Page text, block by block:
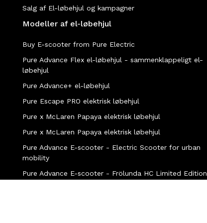
Salg af El-løbehjul og kampagner
Modeller af el-løbehjul
Buy E-scooter from Pure Electric
Pure Advance Flex el-løbehjul - sammenklappeligt el-
løbehjul
Pure Advance+ el-løbehjul
Pure Escape PRO elektrisk løbehjul
Pure x McLaren Papaya elektrisk løbehjul
Pure x McLaren Papaya elektrisk løbehjul
Pure Advance E-scooter - Electric Scooter for urban
mobility
Pure Advance E-scooter - Frölunda HC Limited Edition